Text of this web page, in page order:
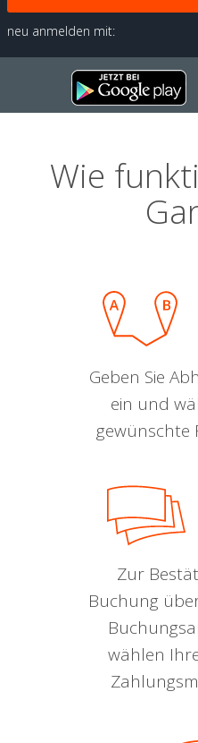
neu anmelden mit:
Wie
Geben Sie
ein und
gewünschte
Zur
Buchung
wählen